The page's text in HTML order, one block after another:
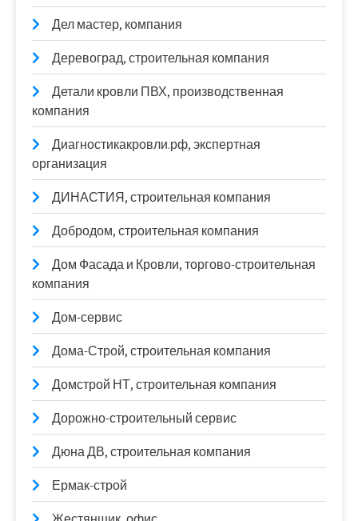
Дел мастер, компания
Деревоград, строительная компания
Детали кровли ПВХ, производственная
компания
Диагностикакровли.рф, экспертная
организация
ДИНАСТИЯ, строительная компания
Добродом, строительная компания
Дом Фасада и Кровли, торгово-строительная
компания
Дом-сервис
Дома-Строй, строительная компания
Домстрой НТ, строительная компания
Дорожно-строительный сервис
Дюна ДВ, строительная компания
Ермак-строй